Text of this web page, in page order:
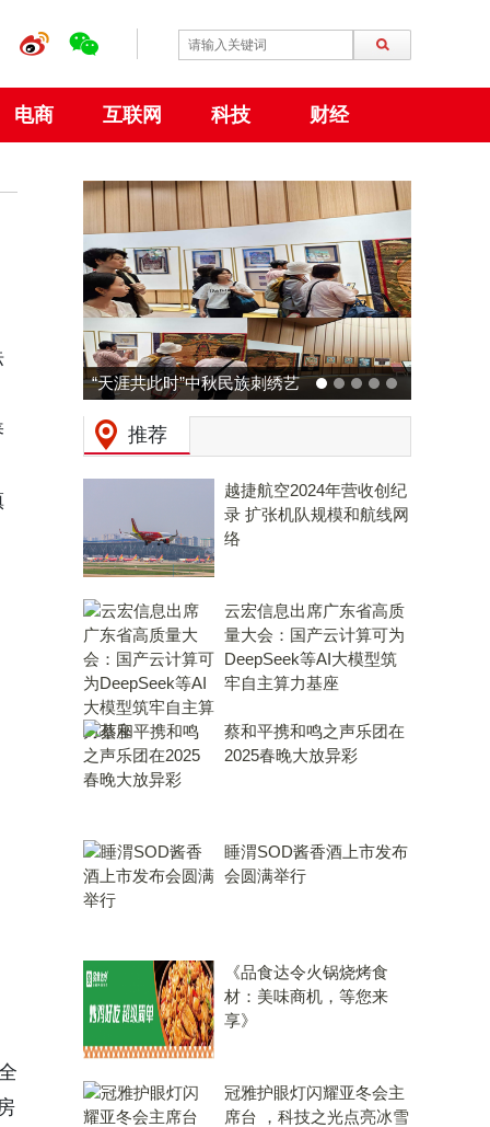
电商 互联网 科技 财经
动力火车 × 广州草莓音乐节
预热：拒绝压力，和Z时代一
起现场「干翻老板」！
推荐
越捷航空2024年营收创纪
录 扩张机队规模和航线网
络
云宏信息出席广东省高质
量大会：国产云计算可为
DeepSeek等AI大模型筑
牢自主算力基座
蔡和平携和鸣之声乐团在
2025春晚大放异彩
睡渭SOD酱香酒上市发布
会圆满举行
《品食达令火锅烧烤食
材：美味商机，等您来
享》
冠雅护眼灯闪耀亚冬会主
席台 ，科技之光点亮冰雪